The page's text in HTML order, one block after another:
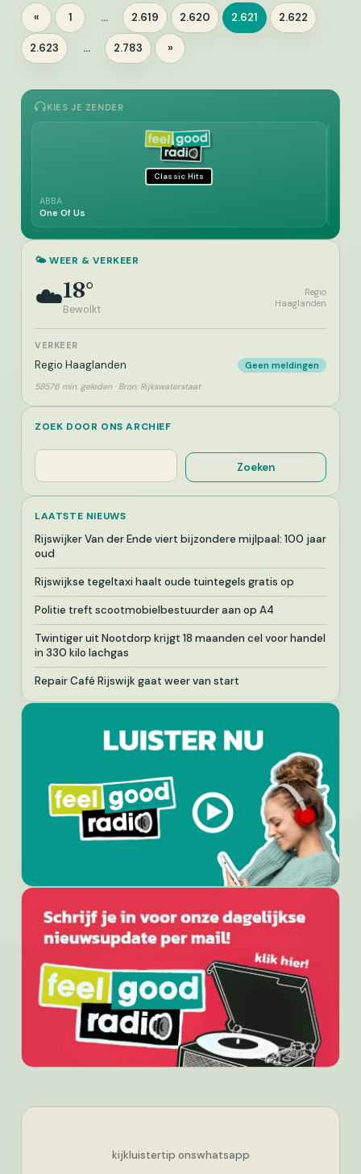
Berichten
paginering
« Pagina
1 … Pagina
2.619 Pagina
2.620 Pagina
2.621 Pagina
2.622
Pagina
2.623 … Pagina
2.783 »
KIES JE ZENDER
Classic Hits
ABBA
One Of Us
🌤️ WEER & VERKEER
☁️18°
Bewolkt
Regio
Haaglanden
VERKEER
Regio Haaglanden Geen meldingen
58576 min. geleden · Bron: Rijkswaterstaat
ZOEK DOOR ONS ARCHIEF
Zoeken
Zoeken
LAATSTE NIEUWS
Rijswijker Van der Ende viert bijzondere mijlpaal: 100 jaar
oud
Rijswijkse tegeltaxi haalt oude tuintegels gratis op
Politie treft scootmobielbestuurder aan op A4
Twintiger uit Nootdorp krijgt 18 maanden cel voor handel
in 330 kilo lachgas
Repair Café Rijswijk gaat weer van start
kijkluistertip onswhatsapp